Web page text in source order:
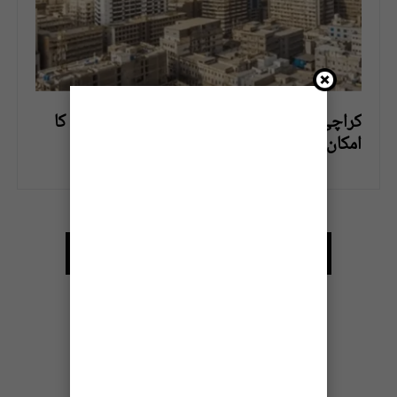
کراچی میں آج گرمی کی شدت میں مزید اضافے کا
امکان